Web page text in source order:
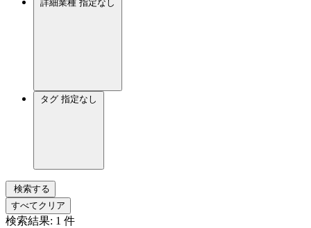
詳細業種 指定なし
タグ 指定なし
検索する
すべてクリア
検索結果: 1 件